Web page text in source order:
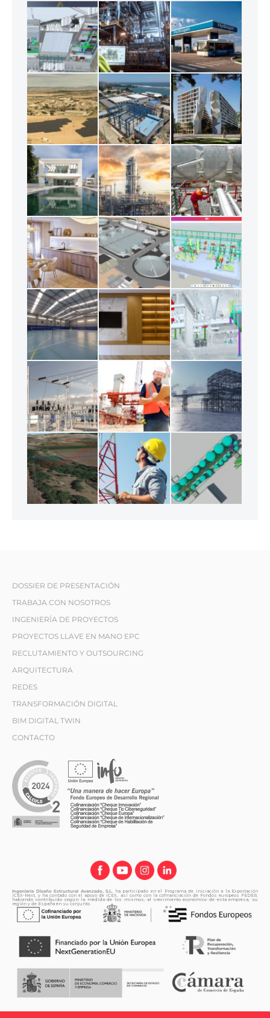
DOSSIER DE PRESENTACIÓN
TRABAJA CON NOSOTROS
INGENIERÍA DE PROYECTOS
PROYECTOS LLAVE EN MANO EPC
RECLUTAMIENTO Y OUTSOURCING
ARQUITECTURA
REDES
TRANSFORMACIÓN DIGITAL
BIM DIGITAL TWIN
CONTACTO
Ingeniería Diseño Estructural Avanzado, S.L. ha participado en el Programa de Iniciación a la Exportación
ICEX-Next, y ha contado con el apoyo de ICEX, así como con la cofinanciación de Fondos europeos FEDER,
habiendo contribuido según la medida de los mismos, al crecimiento económico de esta empresa, su
región y de España en su conjunto.